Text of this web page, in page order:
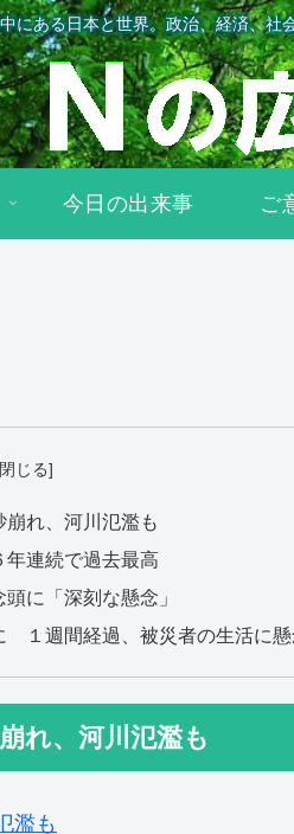
にある日本と世界。政治、経済、社
今日の出来事 ご
れ、河川氾濫も
連続で過去最高
に「深刻な懸念」
１週間経過、被災者の生活に
れ、河川氾濫も
濫も